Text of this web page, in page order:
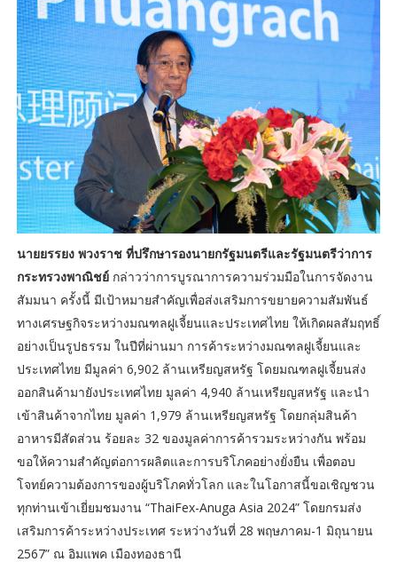
นายยรรยง พวงราช ที่ปรึกษารองนายกรัฐมนตรีและรัฐมนตรีว่าการ
กระทรวงพาณิชย์กล่าวว่าการบูรณาการความร่วมมือในการจัดงาน
สัมมนา ครั้งนี้ มีเป้าหมายสำคัญเพื่อส่งเสริมการขยายความสัมพันธ์
ทางเศรษฐกิจระหว่างมณฑลฝูเจี้ยนและประเทศไทย ให้เกิดผลสัมฤทธิ์
อย่างเป็นรูปธรรม ในปีที่ผ่านมา การค้าระหว่างมณฑลฝูเจี้ยนและ
ประเทศไทย มีมูลค่า 6,902 ล้านเหรียญสหรัฐ โดยมณฑลฝูเจี้ยนส่ง
ออกสินค้ามายังประเทศไทย มูลค่า 4,940 ล้านเหรียญสหรัฐ และนำ
เข้าสินค้าจากไทย มูลค่า 1,979 ล้านเหรียญสหรัฐ โดยกลุ่มสินค้า
อาหารมีสัดส่วน ร้อยละ 32 ของมูลค่าการค้ารวมระหว่างกัน พร้อม
ขอให้ความสำคัญต่อการผลิตและการบริโภคอย่างยั่งยืน เพื่อตอบ
โจทย์ความต้องการของผู้บริโภคทั่วโลก และในโอกาสนี้ขอเชิญชวน
ทุกท่านเข้าเยี่ยมชมงาน “ThaiFex-Anuga Asia 2024” โดยกรมส่ง
เสริมการค้าระหว่างประเทศ ระหว่างวันที่ 28 พฤษภาคม-1 มิถุนายน
2567” ณ อิมแพค เมืองทองธานี